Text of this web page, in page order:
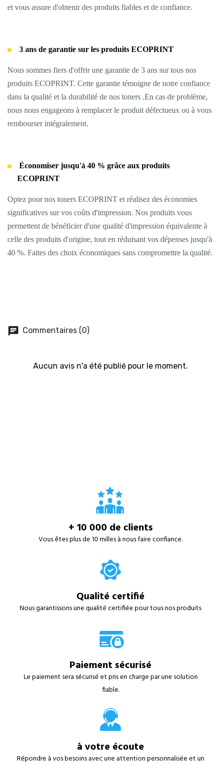
et vous assure d'obtenir des produits fiables et de confiance.
3 ans de garantie sur les produits ECOPRINT
Nous sommes fiers d'offrir une garantie de 3 ans sur tous nos
produits ECOPRINT. Cette garantie témoigne de notre confiance
dans la qualité et la durabilité de nos toners .En cas de problème,
nous nous engageons à remplacer le produit défectueux ou à vous
rembourser intégralement.
Économiser jusqu'à 40 % grâce aux produits
ECOPRINT
Optez pour nos toners ECOPRINT et réalisez des économies
significatives sur vos coûts d'impression. Nos produits vous
permettent de bénéficier d'une qualité d'impression équivalente à
celle des produits d'origine, tout en réduisant vos dépenses jusqu'à
40 %. Faites des choix économiques sans compromettre la qualité.
chat Commentaires (0)
Aucun avis n'a été publié pour le moment.
+ 10 000 de clients
Vous êtes plus de 10 milles à nous faire confiance.
Qualité certifié
Nous garantissons une qualité certifiée pour tous nos produits
Paiement sécurisé
Le paiement sera sécurisé et pris en charge par une solution
fiable.
à votre écoute
Répondre à vos besoins avec une attention personnalisée et un